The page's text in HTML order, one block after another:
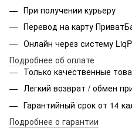
При получении курьеру
Перевод на карту
Онлайн через систему
Подробнее об оплате
Только качественные
Легкий возврат / обмен
Гарантийный срок от 14
Подробнее о гарантии